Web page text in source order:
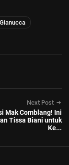
Next Post
Mak Comblang! Ini
Tissa Biani untuk
Ke...